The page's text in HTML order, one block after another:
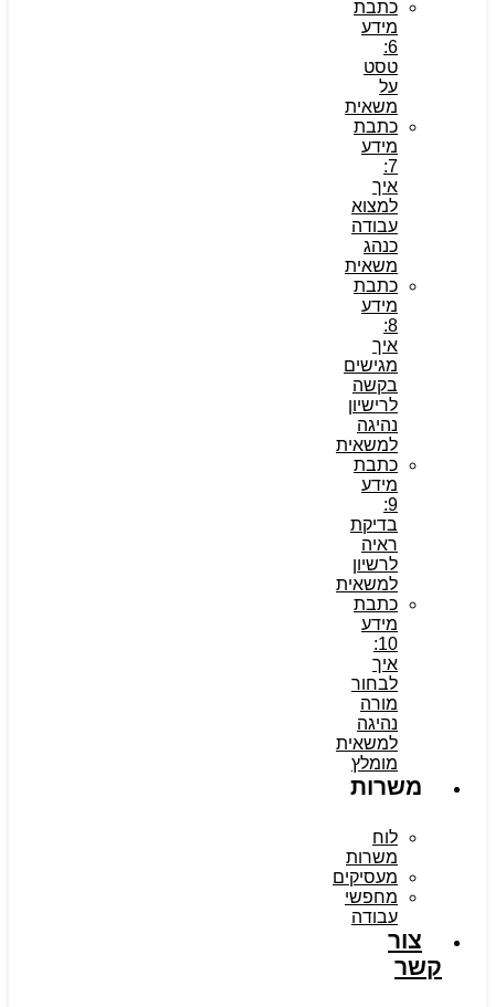
כתבת
מידע
6:
טסט
על
משאית
כתבת
מידע
7:
איך
למצוא
עבודה
כנהג
משאית
כתבת
מידע
8:
איך
מגישים
בקשה
לרישיון
נהיגה
למשאית
כתבת
מידע
9:
בדיקת
ראיה
לרשיון
למשאית
כתבת
מידע
10:
איך
לבחור
מורה
נהיגה
למשאית
מומלץ
משרות
לוח
משרות
מעסיקים
מחפשי
עבודה
צור
קשר